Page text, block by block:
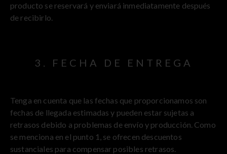
producto se reservará y enviará inmediatamente después
de recibirlo.
3. FECHA DE ENTREGA
Tenga en cuenta que las fechas que proporcionamos son
fechas de llegada estimadas y pueden estar sujetas a
retrasos debido a problemas de envío y producción. Como
se menciona en el punto 1, se ofrecen descuentos
sustanciales para compensar posibles retrasos.